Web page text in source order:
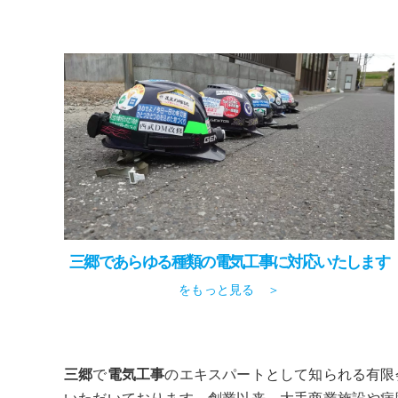
三郷であらゆる種類の電気工事に対応いたします
をもっと見る ＞
三郷で電気工事のエキスパートとして知られる有